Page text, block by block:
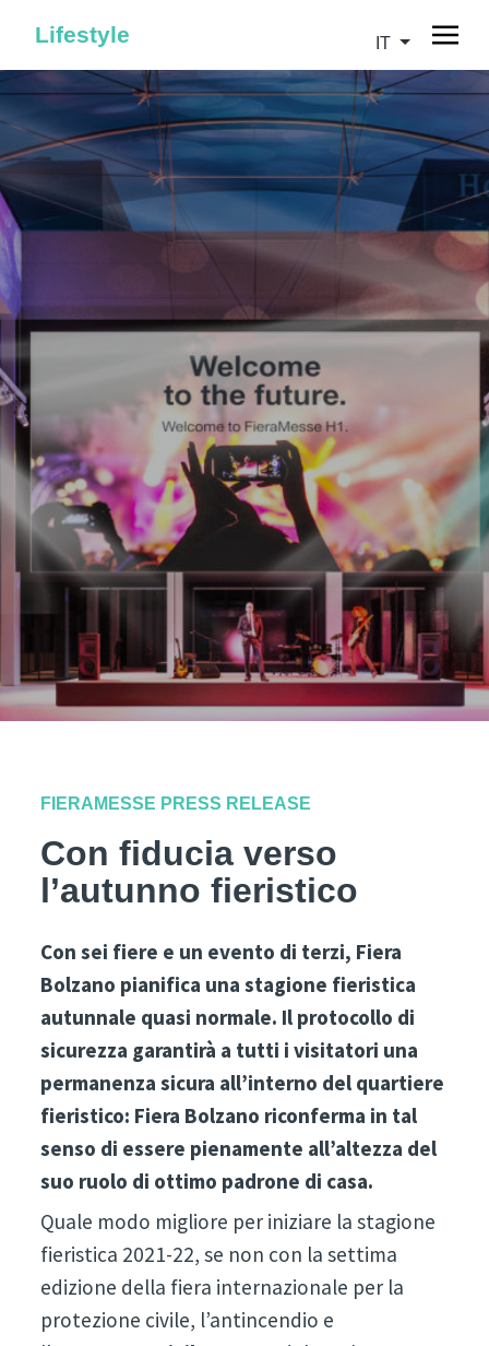
Lifestyle IT
FIERAMESSE PRESS RELEASE
Con fiducia verso
l’autunno fieristico
Con sei fiere e un evento di terzi, Fiera
Bolzano pianifica una stagione fieristica
autunnale quasi normale. Il protocollo di
sicurezza garantirà a tutti i visitatori una
permanenza sicura all’interno del quartiere
fieristico: Fiera Bolzano riconferma in tal
senso di essere pienamente all’altezza del
suo ruolo di ottimo padrone di casa.
Quale modo migliore per iniziare la stagione
fieristica 2021-22, se non con la settima
edizione della fiera internazionale per la
protezione civile, l’antincendio e